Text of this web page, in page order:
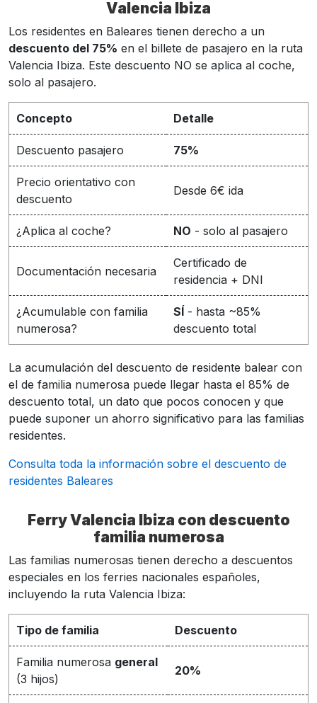
Valencia Ibiza
Los residentes en Baleares tienen derecho a un
descuento del 75% en el billete de pasajero en la ruta
Valencia Ibiza. Este descuento NO se aplica al coche,
solo al pasajero.
Concepto Detalle
Descuento pasajero 75%
Precio orientativo con
descuento
Desde 6€ ida
¿Aplica al coche? NO - solo al pasajero
Documentación necesaria
Certificado de
residencia + DNI
¿Acumulable con familia
numerosa?
SÍ - hasta ~85%
descuento total
La acumulación del descuento de residente balear con
el de familia numerosa puede llegar hasta el 85% de
descuento total, un dato que pocos conocen y que
puede suponer un ahorro significativo para las familias
residentes.
Consulta toda la información sobre el descuento de
residentes Baleares
Ferry Valencia Ibiza con descuento
familia numerosa
Las familias numerosas tienen derecho a descuentos
especiales en los ferries nacionales españoles,
incluyendo la ruta Valencia Ibiza:
Tipo de familia Descuento
Familia numerosa general
(3 hijos)
20%